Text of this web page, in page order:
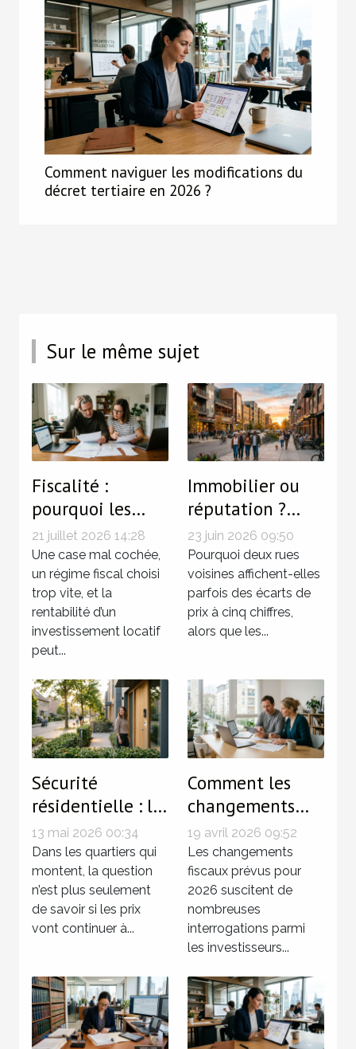
Comment naviguer les modifications du
décret tertiaire en 2026 ?
Sur le même sujet
Fiscalité :
pourquoi les
petites erreurs
coûtent cher aux
propriétaires-
bailleurs
21 juillet 2026 14:28
Une case mal cochée,
un régime fiscal choisi
trop vite, et la
rentabilité d’un
investissement locatif
peut...
Immobilier ou
réputation ?
Quand l’image
d’un quartier
fait grimper les
prix
23 juin 2026 09:50
Pourquoi deux rues
voisines affichent-elles
parfois des écarts de
prix à cinq chiffres,
alors que les...
Sécurité
résidentielle : le
détail qui
change la donne
dans l’essor d’un
quartier
13 mai 2026 00:34
Dans les quartiers qui
montent, la question
n’est plus seulement
de savoir si les prix
vont continuer à...
Comment les
changements
fiscaux de 2026
affecteront vos
investissements
immobiliers ?
19 avril 2026 09:52
Les changements
fiscaux prévus pour
2026 suscitent de
nombreuses
interrogations parmi
les investisseurs...